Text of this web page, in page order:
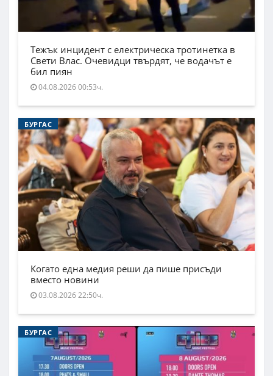
Тежък инцидент с електрическа тротинетка в
Свети Влас. Очевидци твърдят, че водачът е
бил пиян
04.08.2026 00:53ч.
БУРГАС
Когато една медия реши да пише присъди
вместо новини
03.08.2026 22:50ч.
БУРГАС